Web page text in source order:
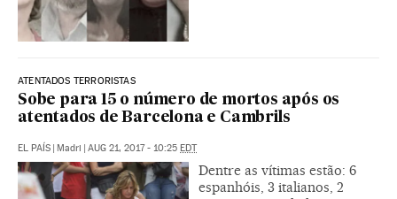
ATENTADOS TERRORISTAS
Sobe para 15 o número de mortos após os
atentados de Barcelona e Cambrils
EL PAÍS | Madri | AUG 21, 2017 - 10:25 EDT
Dentre as vítimas estão: 6
espanhóis, 3 italianos, 2